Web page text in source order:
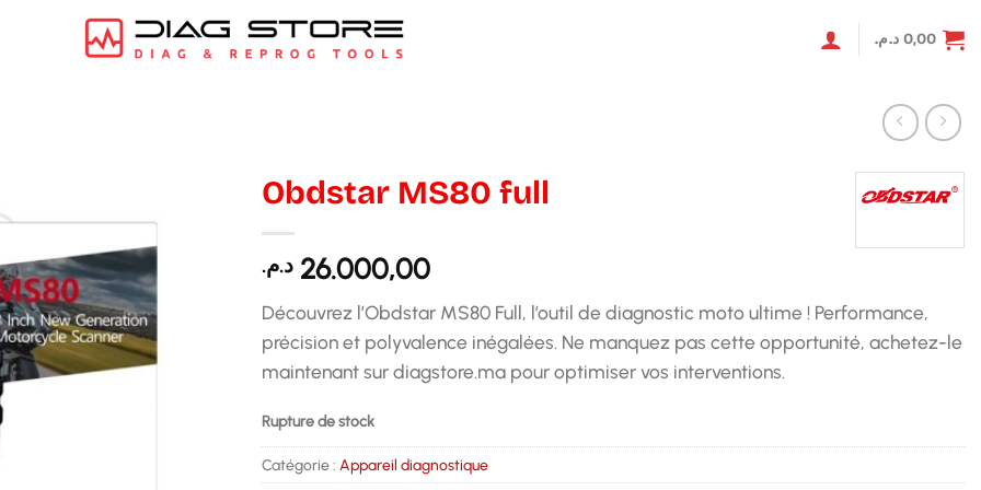
0,00 د.م.
Obdstar MS80 full
26.000,00 د.م.
Découvrez l’Obdstar MS80 Full, l’outil de diagnostic moto ultime ! Performance,
précision et polyvalence inégalées. Ne manquez pas cette opportunité, achetez-le
maintenant sur diagstore.ma pour optimiser vos interventions.
Rupture de stock
Catégorie : Appareil diagnostique